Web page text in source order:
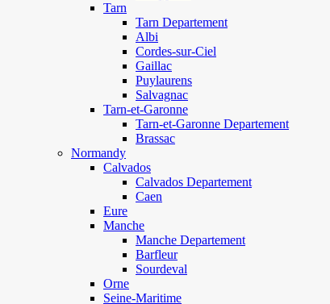
Tarn
Tarn Departement
Albi
Cordes-sur-Ciel
Gaillac
Puylaurens
Salvagnac
Tarn-et-Garonne
Tarn-et-Garonne Departement
Brassac
Normandy
Calvados
Calvados Departement
Caen
Eure
Manche
Manche Departement
Barfleur
Sourdeval
Orne
Seine-Maritime